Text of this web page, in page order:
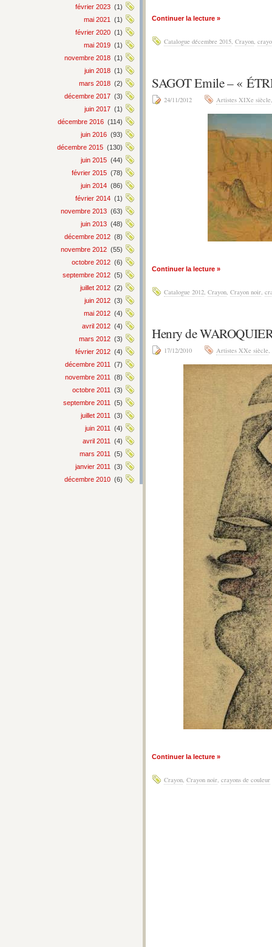
février 2023 (1)
mai 2021
(1)
février 2020 (1)
mai 2019 (1)
novembre 2018 (1)
juin 2018 (1)
mars 2018 (2)
décembre 2017 (3)
juin 2017 (1)
décembre 2016 (114)
juin 2016 (93)
décembre 2015 (130)
juin 2015 (44)
février 2015 (78)
juin 2014 (86)
février 2014 (1)
novembre 2013 (63)
juin 2013 (48)
décembre 2012 (8)
novembre 2012 (55)
octobre 2012 (6)
septembre 2012 (5)
juillet 2012 (2)
juin 2012 (3)
mai 2012 (4)
avril 2012 (4)
mars 2012 (3)
février 2012 (4)
décembre 2011
(7)
novembre 2011
(8)
octobre 2011
(3)
septembre 2011
(5)
juillet 2011
(3)
juin 2011
(4)
avril 2011
(4)
mars 2011
(5)
janvier 2011
(3)
décembre 2010 (6)
Continuer la lecture »
Catalogue décembre 2015, Crayon,
SAGOT Emile – «
24/11/2012 Artistes XIXe siècle
Continuer la lecture »
Catalogue 2012, Crayon, Crayon noir,
Henry de
17/12/2010 Artistes XXe siècle,
Continuer la lecture »
Crayon, Crayon noir, crayons de couleur